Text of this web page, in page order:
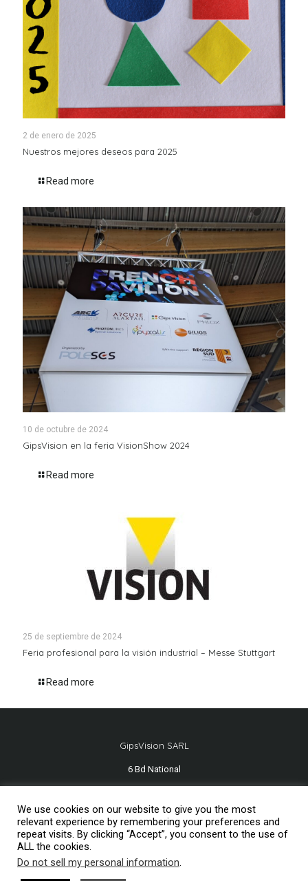
2 de enero de 2025
Nuestros mejores deseos para 2025
Read more
10 de octubre de 2024
GipsVision en la feria VisionShow 2024
Read more
25 de septiembre de 2024
Feria profesional para la visión industrial – Messe Stuttgart
Read more
GipsVision SARL
6 Bd National
Tél.+33 491 334 407
We use cookies on our website to give you the most
relevant experience by remembering your preferences and
repeat visits. By clicking “Accept”, you consent to the use of
ALL the cookies.
Do not sell my personal information.